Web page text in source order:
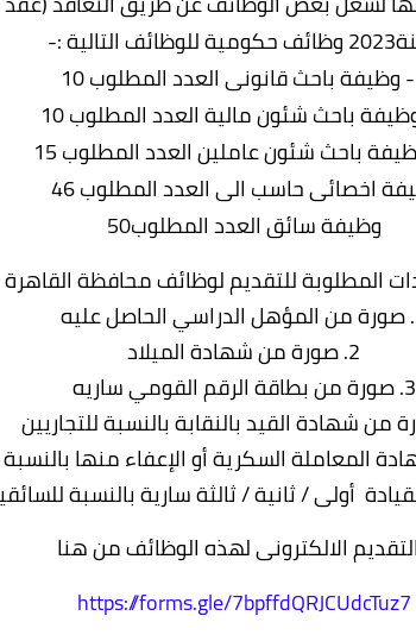
التالية :-
اخصائى حاسب الى العدد المطلوب 46
وظيفة سائق العدد المطلوب50
المطلوبة للتقديم لوظائف محافظة القاهرة
2. صورة من شهادة الميلاد
3. صورة من بطاقة الرقم القومي ساريه
الالكترونى لهذه الوظائف من هنا
https://forms.gle/7bpffdQRJCUdcTuz7